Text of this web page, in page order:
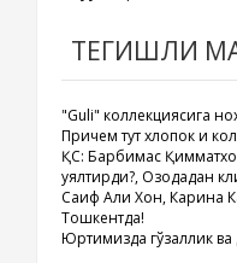
ТЕГИШЛИ
"Guli" коллекциясига
Причем тут хлопок и
ҚС: Барбимас
уялтирди?, Озодадан
Саиф Али Хон, Карина
Тошкентда!
Юртимизда гўзаллик ва